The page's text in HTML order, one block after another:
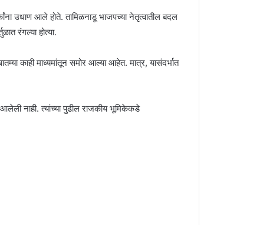
उधाण आले होते. तामिळनाडू भाजपच्या नेतृत्वातील बदल
रंगल्या होत्या.
काही माध्यमांतून समोर आल्या आहेत. मात्र, यासंदर्भात
आलेली नाही. त्यांच्या पुढील राजकीय भूमिकेकडे